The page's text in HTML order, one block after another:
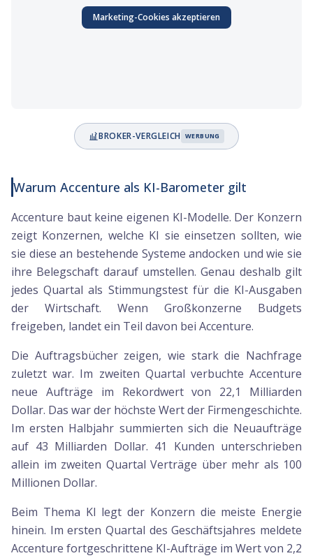
Marketing-Cookies akzeptieren
BROKER-VERGLEICH WERBUNG
Warum Accenture als KI-Barometer gilt
Accenture baut keine eigenen KI-Modelle. Der Konzern
zeigt Konzernen, welche KI sie einsetzen sollten, wie
sie diese an bestehende Systeme andocken und wie sie
ihre Belegschaft darauf umstellen. Genau deshalb gilt
jedes Quartal als Stimmungstest für die KI-Ausgaben
der Wirtschaft. Wenn Großkonzerne Budgets
freigeben, landet ein Teil davon bei Accenture.
Die Auftragsbücher zeigen, wie stark die Nachfrage
zuletzt war. Im zweiten Quartal verbuchte Accenture
neue Aufträge im Rekordwert von 22,1 Milliarden
Dollar. Das war der höchste Wert der Firmengeschichte.
Im ersten Halbjahr summierten sich die Neuaufträge
auf 43 Milliarden Dollar. 41 Kunden unterschrieben
allein im zweiten Quartal Verträge über mehr als 100
Millionen Dollar.
Beim Thema KI legt der Konzern die meiste Energie
hinein. Im ersten Quartal des Geschäftsjahres meldete
Accenture fortgeschrittene KI-Aufträge im Wert von 2,2